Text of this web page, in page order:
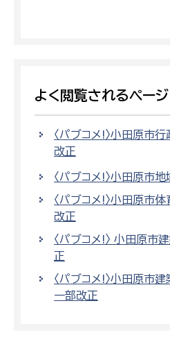
よく閲覧されるページ
〈パブコメ!〉小田原市
改正
〈パブコメ!〉小田原市
〈パブコメ!〉小田原市
改正
〈パブコメ!〉 小田原市
正
〈パブコメ!〉小田原市
一部改正